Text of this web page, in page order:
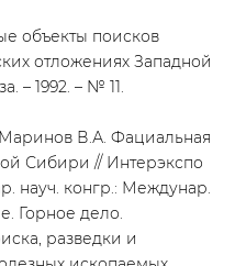
объекты поисков
отложениях Западной
– 1992. – № 11.
В.А. Фациальная
Сибири // Интерэкспо
науч. конгр.: Междунар.
Горное дело.
разведки и